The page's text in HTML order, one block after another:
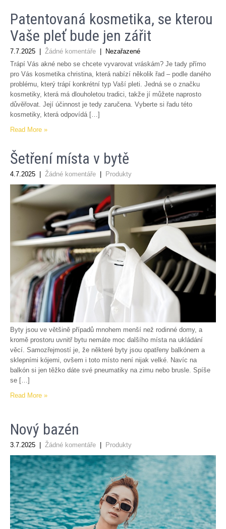
Patentovaná kosmetika, se kterou
Vaše pleť bude jen zářit
7.7.2025 Žádné komentáře
| Nezařazené
Trápí Vás akné nebo se chcete vyvarovat vráskám? Je tady přímo
pro Vás kosmetika christina, která nabízí několik řad – podle daného
problému, který trápí konkrétní typ Vaší pleti. Jedná se o značku
kosmetiky, která má dlouholetou tradici, takže jí můžete naprosto
důvěřovat. Její účinnost je tedy zaručena. Vyberte si řadu této
kosmetiky, která odpovídá […]
Read More »
Šetření místa v bytě
4.7.2025 Žádné komentáře Produkty
Byty jsou ve většině případů mnohem menší než rodinné domy, a
kromě prostoru uvnitř bytu nemáte moc dalšího místa na ukládání
věcí. Samozřejmostí je, že některé byty jsou opatřeny balkónem a
sklepními kójemi, ovšem i toto místo není nijak velké. Navíc na
balkón si jen těžko dáte své pneumatiky na zimu nebo brusle. Spíše
se […]
Read More »
Nový bazén
3.7.2025 | Žádné komentáře | Produkty